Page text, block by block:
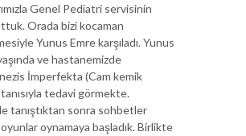
Genel Pediatri servisinin
Orada bizi kocaman
Yunus Emre karşıladı. Yunus
ve hastanemizde
İmperfekta (Cam kemik
tanısıyla tedavi görmekte.
tanıştıktan sonra sohbetler
oynamaya başladık. Birlikte